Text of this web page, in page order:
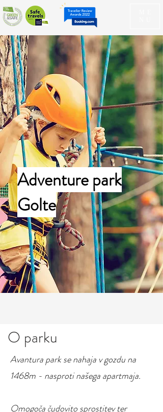
Adventure park
Golte
O parku
Avantura park se nahaja v gozdu na
1468m - nasproti našega apartmaja.
Omogoča čudovito sprostitev ter